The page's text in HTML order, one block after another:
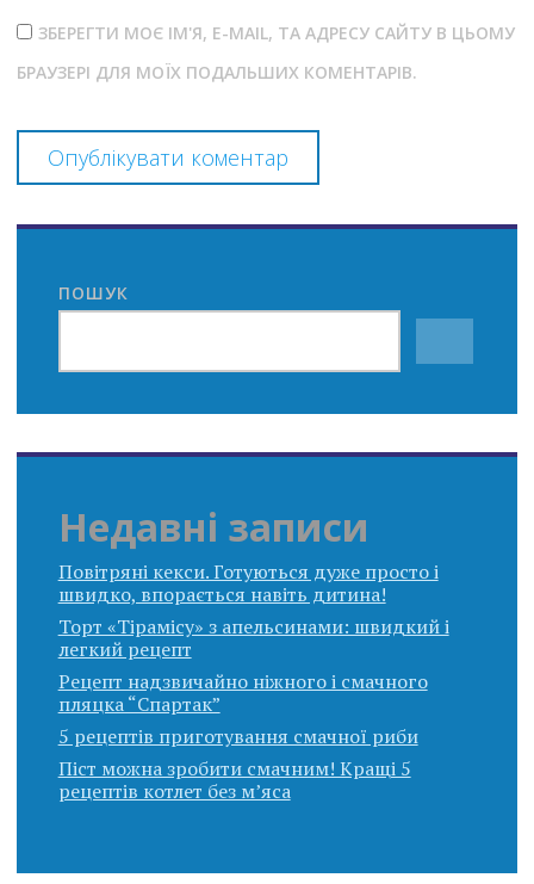
ЗБЕРЕГТИ МОЄ ІМ'Я, E-MAIL, ТА АДРЕСУ САЙТУ В ЦЬОМУ
БРАУЗЕРІ ДЛЯ МОЇХ ПОДАЛЬШИХ КОМЕНТАРІВ.
ПОШУК
Недавні записи
Повітряні кекси. Готуються дуже просто і
швидко, впорається навіть дитина!
Торт «Тірамісу» з апельсинами: швидкий і
легкий рецепт
Рецепт надзвичайно ніжного і смачного
пляцка “Спартак”
5 рецептів приготування смачної риби
Піст можна зробити смачним! Кращі 5
рецептів котлет без м’яса